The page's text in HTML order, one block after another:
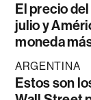
El precio
julio y
moneda
ARGENTINA
Estos son